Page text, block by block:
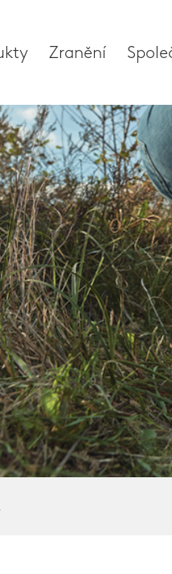
Zranění
Chodidlo
Kotnik
Zápěstí a
Koleno
Páteř
Loket
Rameno
Zranění